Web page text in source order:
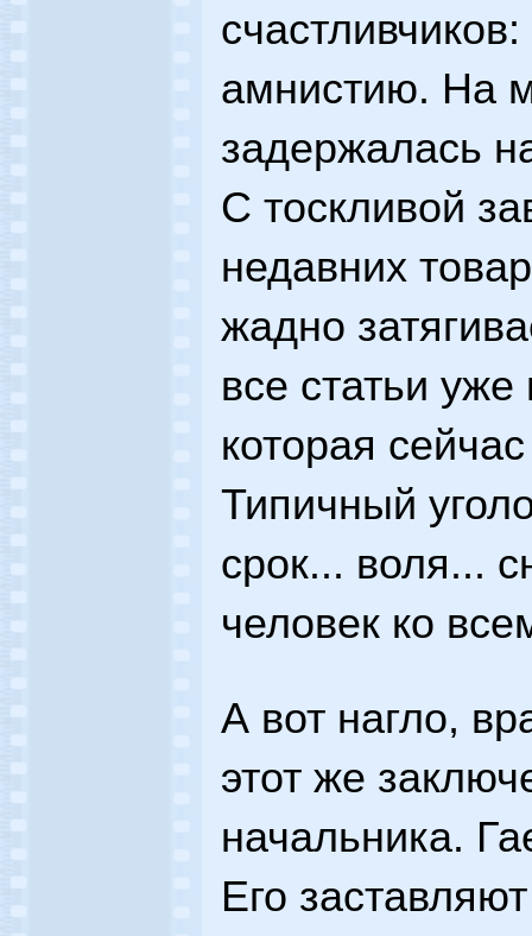
амнистию. На
задержалась
С тоскливой
недавних
жадно
все статьи
которая
Типичный
срок... воля...
человек ко
А вот нагло,
этот же
начальника.
Его